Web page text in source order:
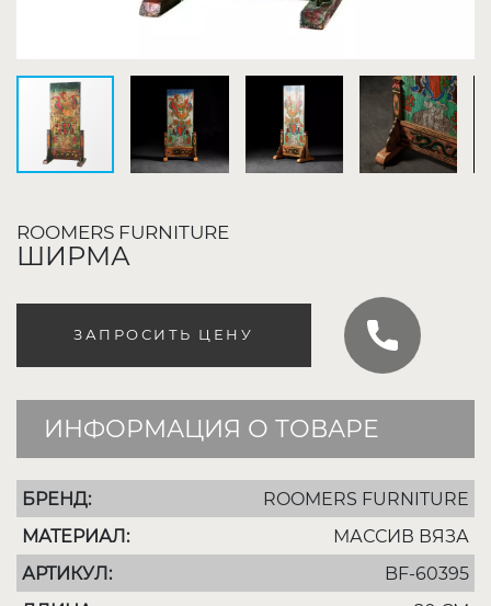
ROOMERS FURNITURE
ШИРМА
ЗАПРОСИТЬ ЦЕНУ
ИНФОРМАЦИЯ О ТОВАРЕ
БРЕНД:
ROOMERS FURNITURE
МАТЕРИАЛ:
МАССИВ ВЯЗА
АРТИКУЛ:
BF-60395